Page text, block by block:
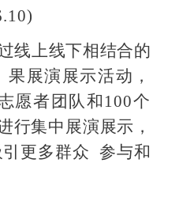
线上线下相结合的
果展演展示活动，
愿者团队和 100个
行集中展演展示，
引更多群众 参与和